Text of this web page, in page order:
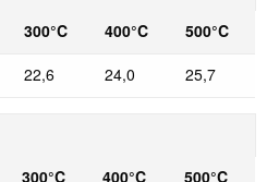
300°C 400°C
500°C
22,6 24,0 25,7
300°C 400°C
500°C